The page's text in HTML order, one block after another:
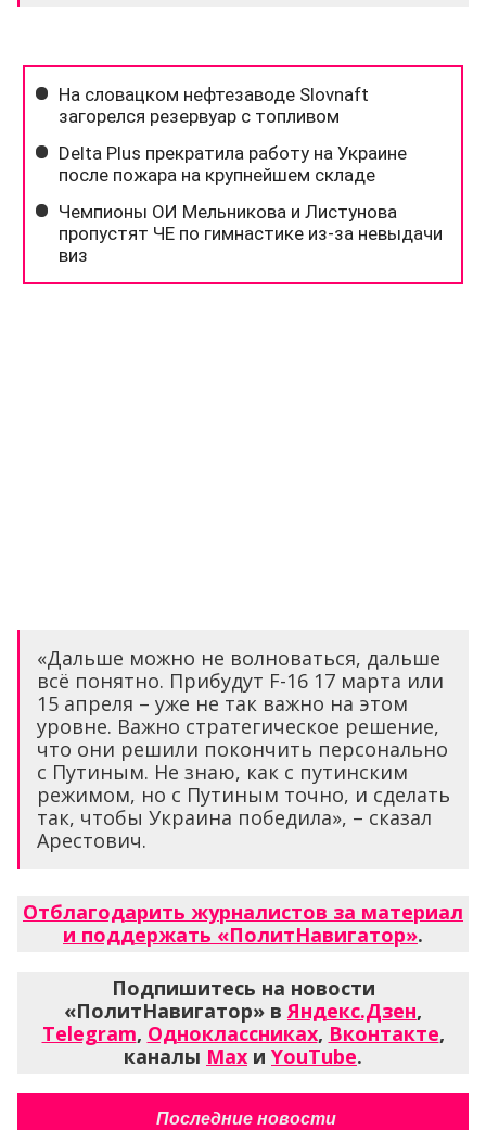
«Дальше можно не волноваться, дальше
всё понятно. Прибудут F-16 17 марта или
15 апреля – уже не так важно на этом
уровне. Важно стратегическое решение,
что они решили покончить персонально
с Путиным. Не знаю, как с путинским
режимом, но с Путиным точно, и сделать
так, чтобы Украина победила», – сказал
Арестович.
Отблагодарить журналистов за материал
и поддержать «ПолитНавигатор».
Подпишитесь на новости
«ПолитНавигатор» вЯндекс.Дзен,
Telegram, Одноклассниках, Вконтакте,
каналы Max и YouTube.
Последние новости